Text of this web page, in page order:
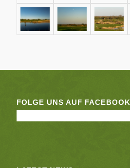
FOLGE UNS AUF FACEBOOK